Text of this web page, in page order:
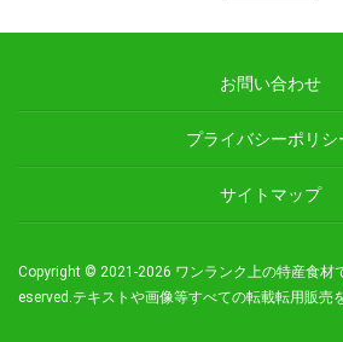
お問い合わせ
プライバシーポリシ
サイトマップ
Copyright © 2021-2026 ワンランク上の特産食材
eserved.テキストや画像等すべての転載転用販売